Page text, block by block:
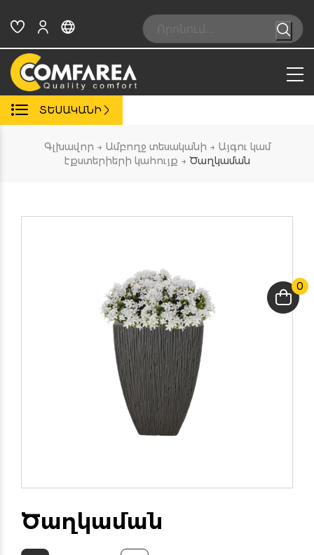
content
Search:
0
ՏԵՍԱԿԱՆԻ
Գլխավոր → Ամբողջ տեսականի → Այգու կամ
էքստերիերի կահույք → Ծաղկաման
Ծաղկաման